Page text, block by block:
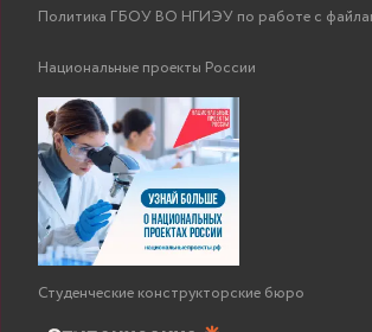
Политика ГБОУ ВО НГИЭУ по работе с
Национальные проекты России
Студенческие конструкторские бюро